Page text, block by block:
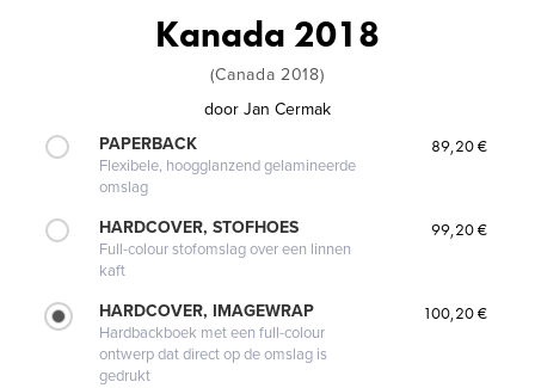
Kanada 2018
(Canada 2018)
door Jan Cermak
PAPERBACK
Flexibele, hoogglanzend gelamineerde
omslag
89,20 €
HARDCOVER, STOFHOES
Full-colour stofomslag over een linnen
kaft
99,20 €
HARDCOVER, IMAGEWRAP
Hardbackboek met een full-colour
ontwerp dat direct op de omslag is
gedrukt
100,20 €